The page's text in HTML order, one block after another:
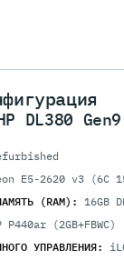
DL380
E5-2620 v3 (6C
(RAM):
16GB
P440ar (2GB+FBWC)
УПРАВЛЕНИЯ: